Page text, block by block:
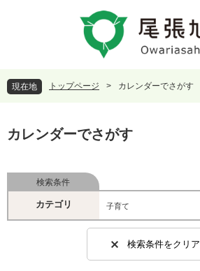
頭
で
飛
ば
本
現在地 トップページ > カレンダーでさがす
文
カレンダーでさがす
検索条件
カテゴリ 子育て
検索条件をクリア